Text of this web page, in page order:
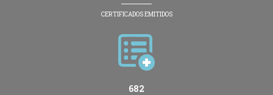
CERTIFICADOS EMITIDOS
682